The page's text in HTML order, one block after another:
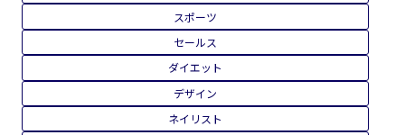
スポーツ
セールス
ダイエット
デザイン
ネイリスト